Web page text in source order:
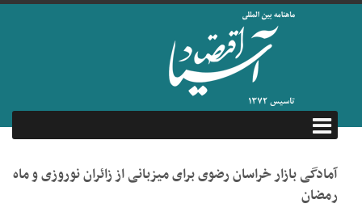
آمادگی بازار خراسان رضوی برای میزبانی از زائران نوروزی و ماه
رمضان